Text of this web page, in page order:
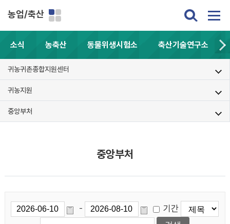
농업/축산
소식 농축산 동물위생시험소 축산기술연구소
귀농귀촌종합지원센터
귀농지원
중앙부처
중앙부처
- 기간